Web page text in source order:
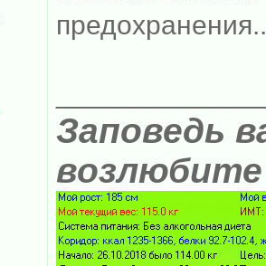
Заповедь
возлюбите